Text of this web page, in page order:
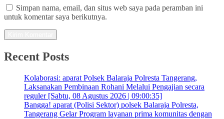
Simpan nama, email, dan situs web saya pada peramban ini
untuk komentar saya berikutnya.
Recent Posts
Kolaborasi: aparat Polsek Balaraja Polresta Tangerang,
Laksanakan Pembinaan Rohani Melalui Pengajian secara
reguler [Sabtu, 08 Agustus 2026 | 09:00:35]
Bangga! aparat (Polisi Sektor) polsek Balaraja Polresta,
Tangerang Gelar Program layanan prima komunitas dengan